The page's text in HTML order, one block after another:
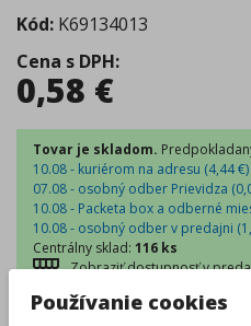
Kód: K69134013
Cena s DPH:
0,58 €
Tovar je skladom.
10.08 - kuriérom na adresu (4,44€)
07.08 - osobný odber Prievidza (
10.08 - Packeta box a odberné
10.08 - osobný odber v predajni (
Centrálny sklad: 116 ks
Zobraziť dostupnosť v
Používanie cookies